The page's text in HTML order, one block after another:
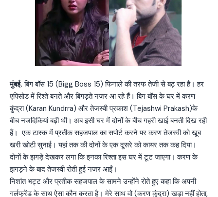
मुंबई. बिग बॉस 15 (Bigg Boss 15) फिनाले की तरफ तेजी से बढ़ रहा है। हर
एपिसोड में रिश्ते बनते और बिगड़ते नजर आ रहे हैं। बिग बॉस के घर में करण
कुंद्रा (Karan Kundrra) और तेजस्वी प्रकाश (Tejashwi Prakash)के
बीच नजदिकियां बढ़ी थी। अब इसी घर में दोनों के बीच गहरी खाई बनती दिख रही
हैं। एक टास्क में प्रतीक सहजपाल का सपोर्ट करने पर करण तेजस्वी को खूब
खरी खोटी सुनाई। यहां तक की दोनों के एक दूसरे को कायर तक कह दिया।
दोनों के झगड़े देखकर लगा कि इनका रिश्ता इस घर में टूट जाएगा। करण के
झगड़ने के बाद तेजस्वी रोती हुई नजर आईं।
निशांत भट्ट और प्रतीक सहजपाल के सामने उन्होंने रोते हुए कहा कि अपनी
गर्लफ्रेंड के साथ ऐसा कौन करता है। मेरे साथ वो (करण कुंद्रा) खड़ा नहीं होता,